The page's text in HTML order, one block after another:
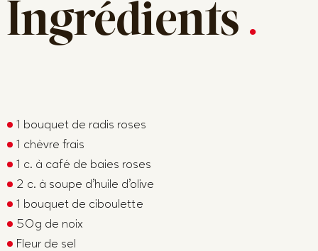
Ingrédients .
1 bouquet de radis roses
1 chèvre frais
1 c. à café de baies roses
2 c. à soupe d’huile d’olive
1 bouquet de ciboulette
50g de noix
Fleur de sel